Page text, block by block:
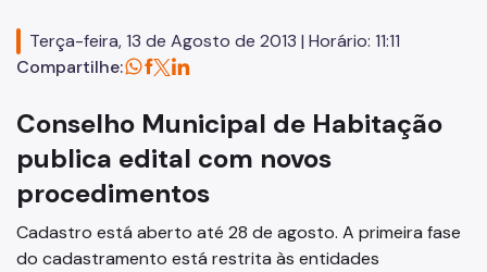
Conselhos Gestores
FMSAI
FMH
Pode Entrar
Terça-feira, 13 de Agosto de 2013 | Horário: 11:11
Compartilhe:
Conselho Municipal de Habitação
publica edital com novos
procedimentos
Cadastro está aberto até 28 de agosto. A primeira fase
do cadastramento está restrita às entidades